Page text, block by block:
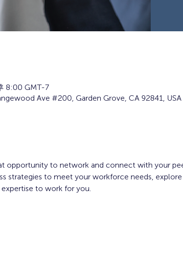
8:00 GMT-7
Ave #200, Garden Grove, CA 92841, USA
opportunity to network and connect with your
strategies to meet your workforce needs,
to work for you.